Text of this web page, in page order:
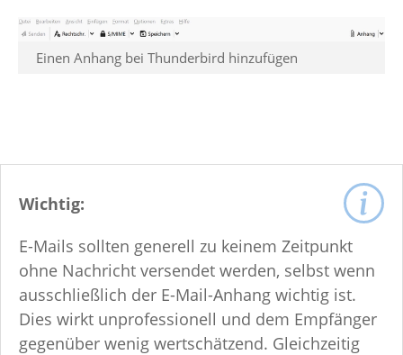
Einen Anhang bei Thunderbird hinzufügen
Wichtig:
E-Mails sollten generell zu keinem Zeitpunkt
ohne Nachricht versendet werden, selbst wenn
ausschließlich der E-Mail-Anhang wichtig ist.
Dies wirkt unprofessionell und dem Empfänger
gegenüber wenig wertschätzend. Gleichzeitig